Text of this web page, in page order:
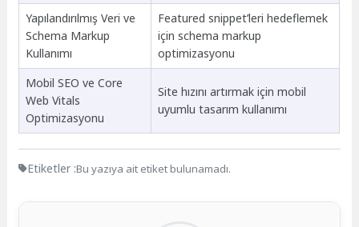
Yapılandırılmış Veri ve
Schema Markup
Kullanımı
Featured snippet’leri hedeflemek
için schema markup
optimizasyonu
Mobil SEO ve Core
Web Vitals
Optimizasyonu
Site hızını artırmak için mobil
uyumlu tasarım kullanımı
Etiketler :Bu yazıya ait etiket bulunamadı.